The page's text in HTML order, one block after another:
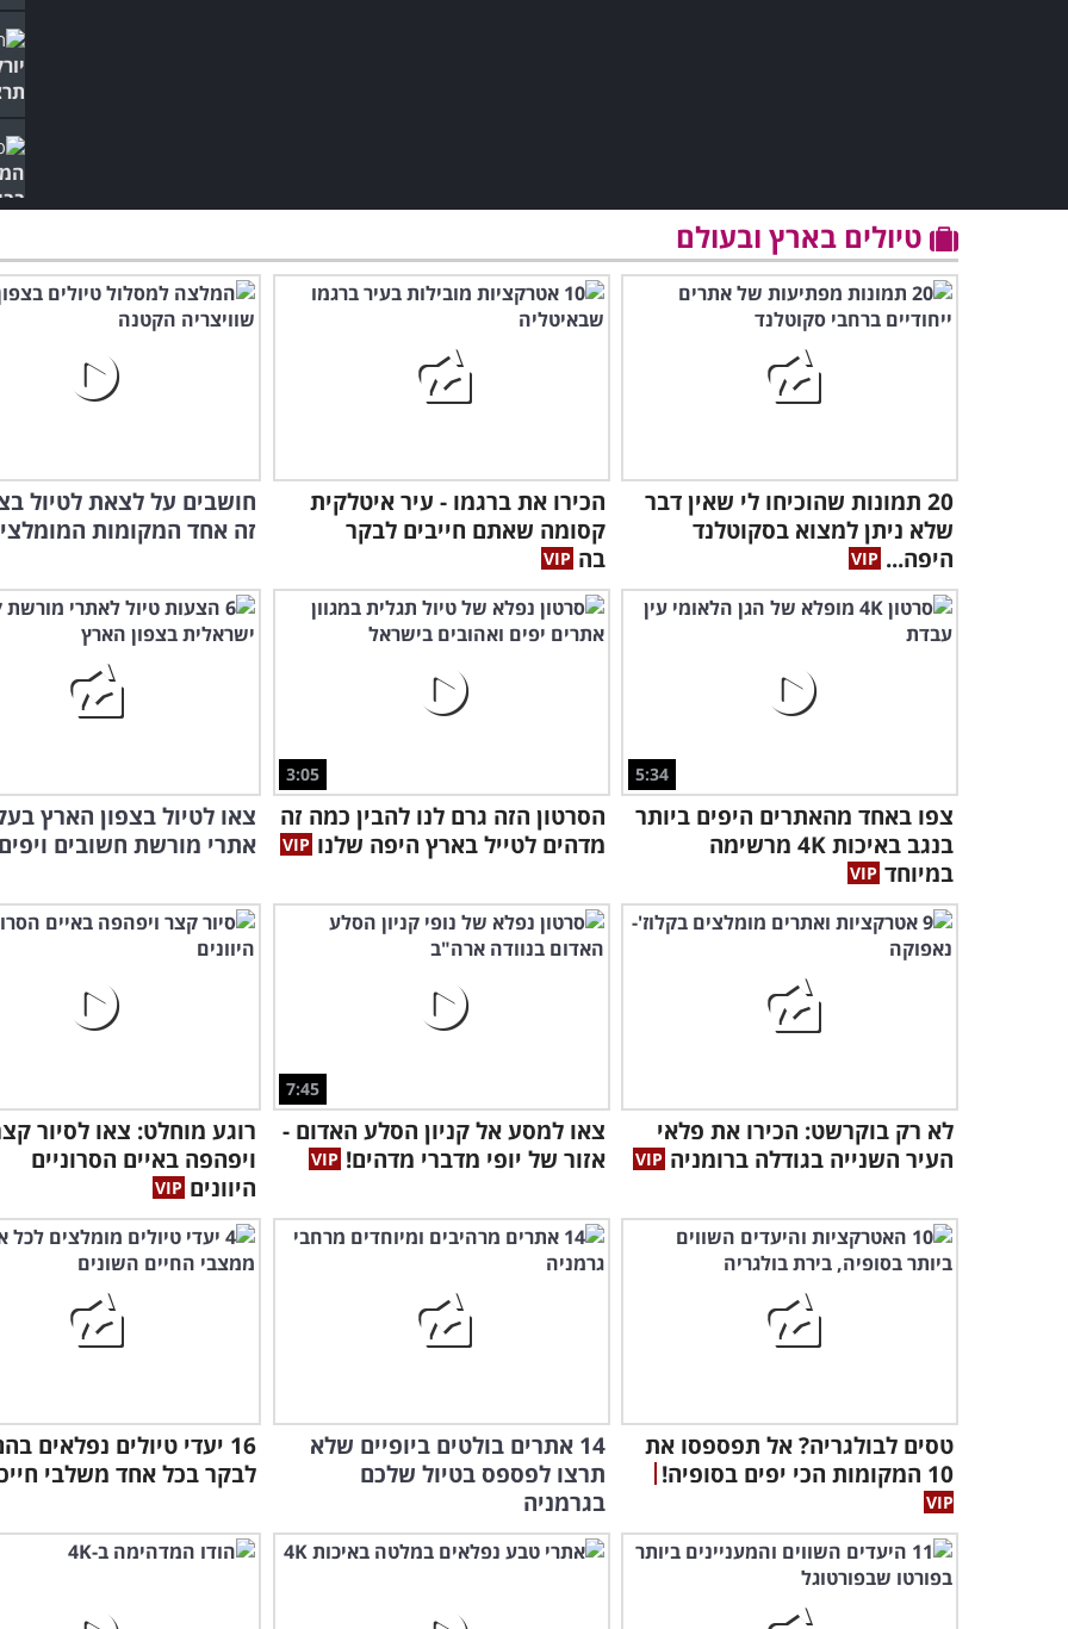
טיולים בארץ ובעולם
20 תמונות שהוכיחו לי שאין דבר
שלא ניתן למצוא בסקוטלנד
היפה...
הכירו את ברגמו - עיר איטלקית
קסומה שאתם חייבים לבקר
בה
חושבים על לצאת לטיול
זה אחד המקומות
5:34
צפו באחד מהאתרים היפים ביותר
בנגב באיכות 4K מרשימה
במיוחד
3:05
הסרטון הזה גרם לנו להבין כמה זה
מדהים לטייל בארץ היפה שלנו
אתרי מורשת חשובים ויפים
לא רק בוקרשט: הכירו את פלאי
העיר השנייה בגודלה ברומניה
7:45
צאו למסע אל קניון הסלע האדום -
אזור של יופי מדברי מדהים!
רוגע מוחלט: צאו לסיור
ויפהפה באיים הסרוניים
היוונים
טסים לבולגריה? אל תפספסו את
10 המקומות הכי יפים בסופיה!
14 אתרים בולטים ביופיים שלא
תרצו לפספס בטיול שלכם
בגרמניה
16 יעדי טיולים נפלאים
לבקר בכל אחד משלבי